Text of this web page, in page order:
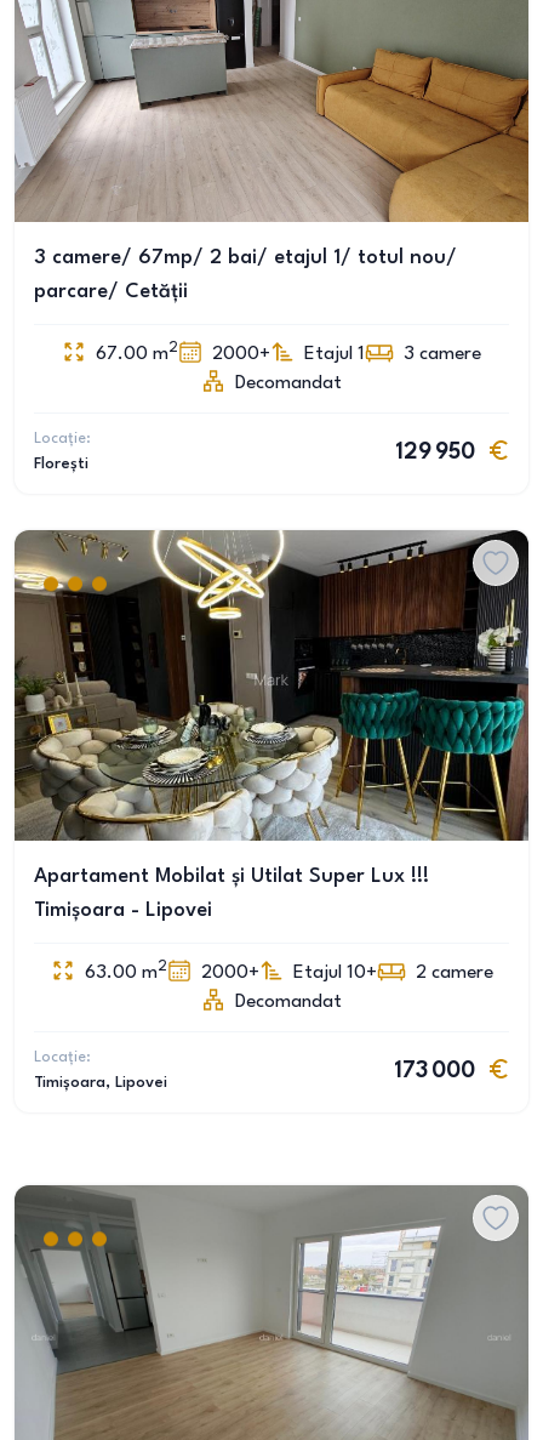
3 camere/ 67mp/ 2 bai/ etajul 1/ totul nou/
parcare/ Cetății
67.00 m2 2000+ Etajul 1 3 camere
Decomandat
Locație:
Florești
129 950
Apartament Mobilat și Utilat Super Lux !!!
Timișoara - Lipovei
63.00 m2 2000+ Etajul 10+ 2 camere
Decomandat
Locație:
Timișoara, Lipovei
173 000